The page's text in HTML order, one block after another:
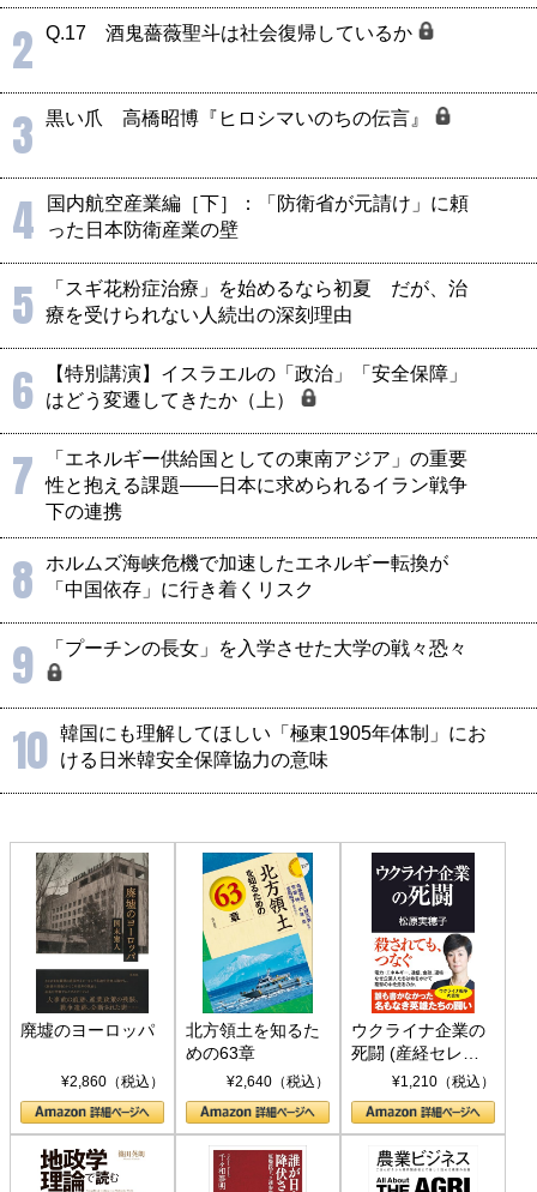
2 Q.17 酒鬼薔薇聖斗は社会復帰しているか
3 黒い爪 高橋昭博『ヒロシマいのちの伝言』
4
国内航空産業編［下］：「防衛省が元請け」に頼
った日本防衛産業の壁
5
「スギ花粉症治療」を始めるなら初夏 だが、治
療を受けられない人続出の深刻理由
6
【特別講演】イスラエルの「政治」「安全保障」
はどう変遷してきたか（上）
7
「エネルギー供給国としての東南アジア」の重要
性と抱える課題――日本に求められるイラン戦争
下の連携
8
ホルムズ海峡危機で加速したエネルギー転換が
「中国依存」に行き着くリスク
9 「プーチンの長女」を入学させた大学の戦々恐々
10 韓国にも理解してほしい「極東1905年体制」にお
ける日米韓安全保障協力の意味
廃墟のヨーロッパ
¥2,860（税込）
北方領土を知るた
めの63章
¥2,640（税込）
ウクライナ企業の
死闘 (産経セレク
ト S 039)¥1,210（税込）